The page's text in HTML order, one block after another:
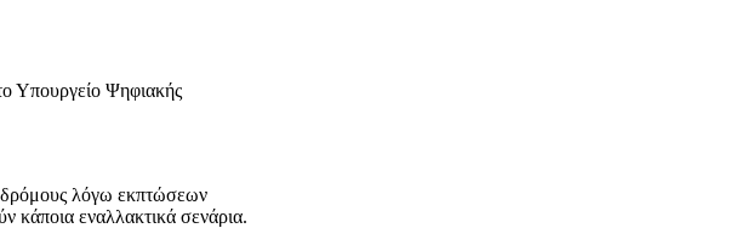
Υπουργείο Ψηφιακής
δρόμους λόγω εκπτώσεων
κάποια εναλλακτικά σενάρια.